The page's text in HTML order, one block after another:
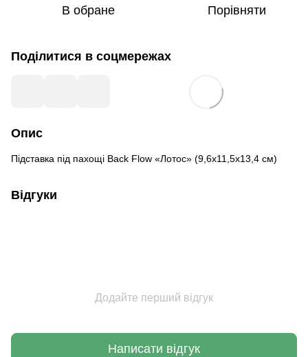
В обране Порівняти
Поділитися в соцмережах
Опис
Підставка під пахощі Back Flow «Лотос» (9,6х11,5х13,4 см)
Відгуки
Додайте перший відгук
Написати відгук